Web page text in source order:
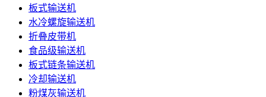
板式输送机
水冷螺旋输送机
折叠皮带机
食品级输送机
板式链条输送机
冷却输送机
粉煤灰输送机